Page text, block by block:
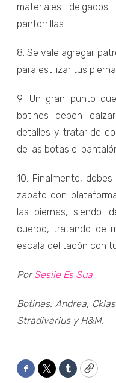
materiales
pantorrillas.
8. Se vale agregar
para estilizar tus
9. Un gran punto
botines deben
detalles y tratar de
de las botas el
10. Finalmente,
zapato con
las piernas, siendo
cuerpo, tratando de
escala del tacón con
PorSesiie Es Sua
Botines: Andrea,
Stradivarius y H&M.
Facebook
TwitterTumblrCopy